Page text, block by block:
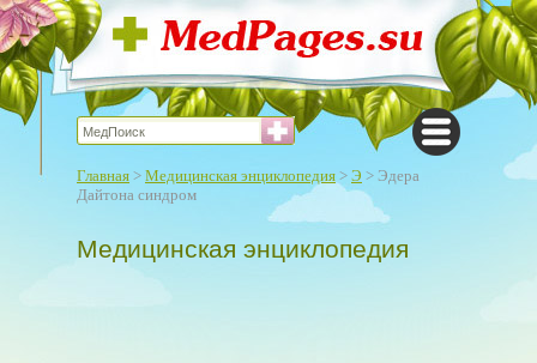
Главная > Медицинская энциклопедия > Э > Эдера
Дайтона синдром
Медицинская энциклопедия